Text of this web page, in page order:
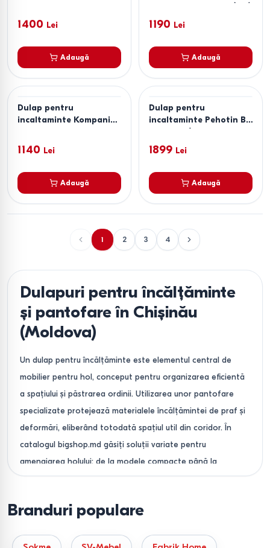
Craft Gri / Alb
1400 Lei
Adaugă
TO-8 Atelie Deschis (Gri)
1190 Lei
Adaugă
Dulap pentru
incaltaminte KompaniT
1140 Lei
Adaugă
Dulap pentru
incaltaminte Pehotin B-
4A Trufe/Savana Dark
Grey
1899 Lei
Adaugă
1 2 3 4
Dulapuri pentru încălțăminte
și pantofare în Chișinău
(Moldova)
Un dulap pentru încălțăminte este elementul central de
mobilier pentru hol, conceput pentru organizarea eficientă
a spațiului și păstrarea ordinii. Utilizarea unor pantofare
specializate protejează materialele încălțămintei de praf și
deformări, eliberând totodată spațiul util din coridor. În
catalogul bigshop.md găsiți soluții variate pentru
amenajarea holului: de la modele compacte până la
sisteme de depozitare încăpătoare.
Categorii de mobilier pentru
Branduri populare